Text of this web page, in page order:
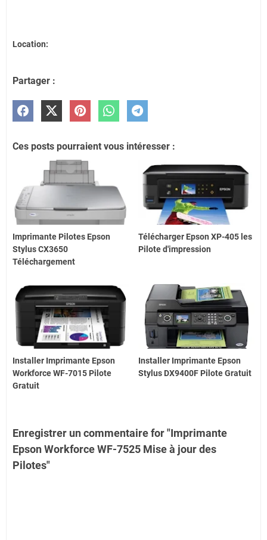
Location:
Partager :
Ces posts pourraient vous intéresser :
Imprimante Pilotes Epson
Stylus CX3650
Téléchargement
Télécharger Epson XP-405 les
Pilote d'impression
Installer Imprimante Epson
Workforce WF-7015 Pilote
Gratuit
Installer Imprimante Epson
Stylus DX9400F Pilote Gratuit
Enregistrer un commentaire for "Imprimante
Epson Workforce WF-7525 Mise à jour des
Pilotes"